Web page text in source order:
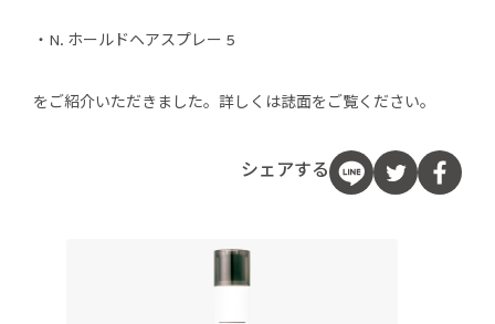
・N. ホールドヘアスプレー 5
をご紹介いただきました。詳しくは誌面をご覧ください。
シェアする